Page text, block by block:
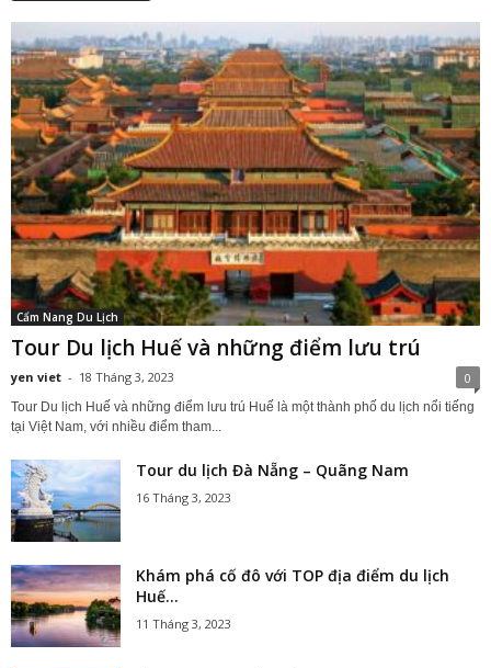
Cẩm Nang Du Lịch
Tour Du lịch Huế và những điểm lưu trú
yen viet - 18 Tháng 3, 2023 0
Tour Du lịch Huế và những điểm lưu trú Huế là một thành phố du lịch nổi tiếng
tại Việt Nam, với nhiều điểm tham...
Tour du lịch Đà Nẵng – Quãng Nam
16 Tháng 3, 2023
Khám phá cố đô với TOP địa điểm du lịch
Huế...
11 Tháng 3, 2023